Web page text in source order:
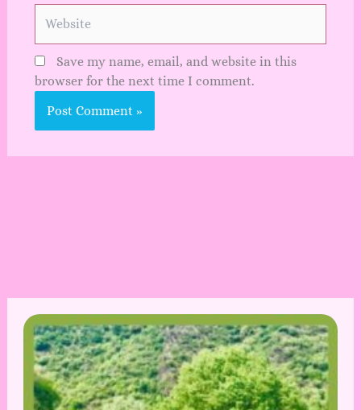
Save my name, email, and website in this
browser for the next time I comment.